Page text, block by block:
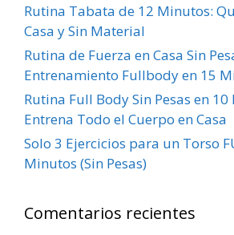
Rutina Tabata de 12 Minutos:
Casa y Sin Material
Rutina de Fuerza en Casa Sin
Entrenamiento Fullbody en 15
Rutina Full Body Sin Pesas en
Entrena Todo el Cuerpo en Casa
Solo 3 Ejercicios para un Torso
Minutos (Sin Pesas)
Comentarios recientes